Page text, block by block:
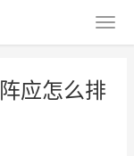
应怎么排